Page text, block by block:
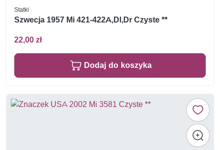
Statki
Szwecja 1957 Mi 421-422A,Dl,Dr Czyste **
22,00 zł
Dodaj do koszyka